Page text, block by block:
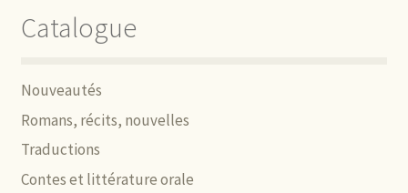
Catalogue
Nouveautés
Romans, récits, nouvelles
Traductions
Contes et littérature orale